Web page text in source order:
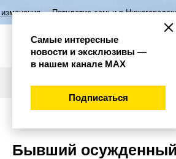
семьи в Нижегородской области
Бывший
Самые интересные
новости и эксклюзивы —
в нашем канале МАХ
Подписаться